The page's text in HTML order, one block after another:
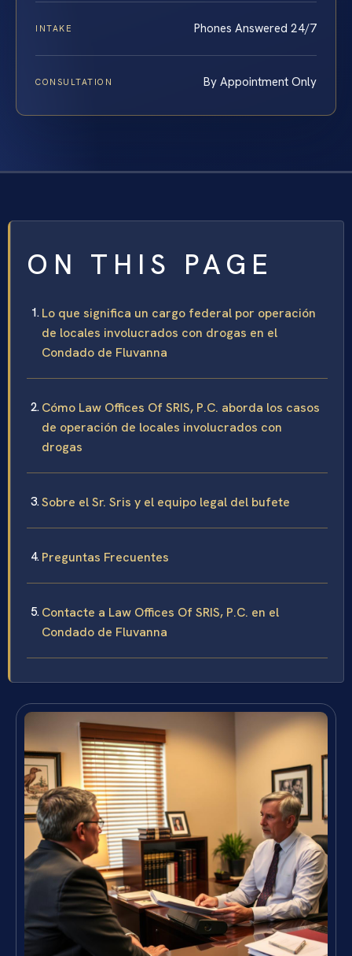
INTAKE Phones Answered 24/7
CONSULTATION By Appointment Only
ON THIS PAGE
Lo que significa un cargo federal por operación
de locales involucrados con drogas en el
Condado de Fluvanna
Cómo Law Offices Of SRIS, P.C. aborda los casos
de operación de locales involucrados con
drogas
Sobre el Sr. Sris y el equipo legal del bufete
Preguntas Frecuentes
Contacte a Law Offices Of SRIS, P.C. en el
Condado de Fluvanna